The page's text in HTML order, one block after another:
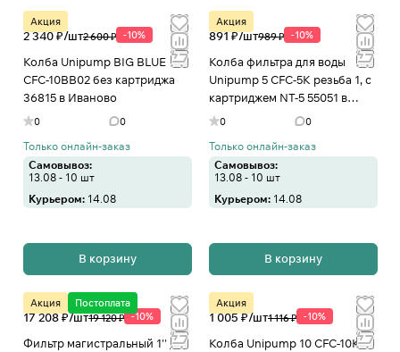
Акция
2 340 ₽/шт2 600 ₽ -10%
Колба Unipump BIG BLUE
CFC-10BB02 без картриджа
36815 в Иваново
0 0
Только онлайн-заказ
Самовывоз:
13.08 - 10 шт
Курьером: 14.08
В корзину
Акция
891 ₽/шт989 ₽ -10%
Колба фильтра для воды
Unipump 5 CFC-5K резьба 1, с
картриджем NT-5 55051 в
Иваново
0 0
Только онлайн-заказ
Самовывоз:
13.08 - 10 шт
Курьером: 14.08
В корзину
Акция Постоплата
17 208 ₽/шт19 120 ₽ -10%
Фильтр магистральный 1'' для
Акция
1 005 ₽/шт1 116 ₽ -10%
Колба Unipump 10 CFC-10K